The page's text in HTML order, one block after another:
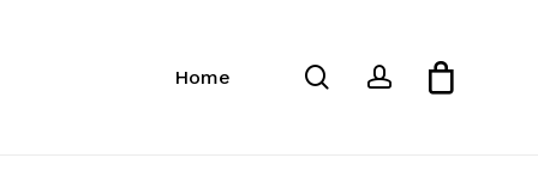
Home searchaccount
Cart